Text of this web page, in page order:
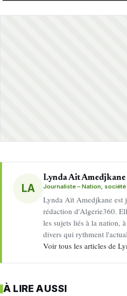
LA
Lynda Ait Amedjkane
Journaliste – Nation,
Lynda Aït Amedjkane est
rédaction d'Algerie360.
les sujets liés à la nation,
divers qui rythment
Voir tous les articles de
À LIRE AUSSI